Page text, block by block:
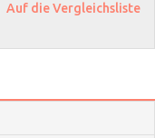
Auf die Vergleichsliste